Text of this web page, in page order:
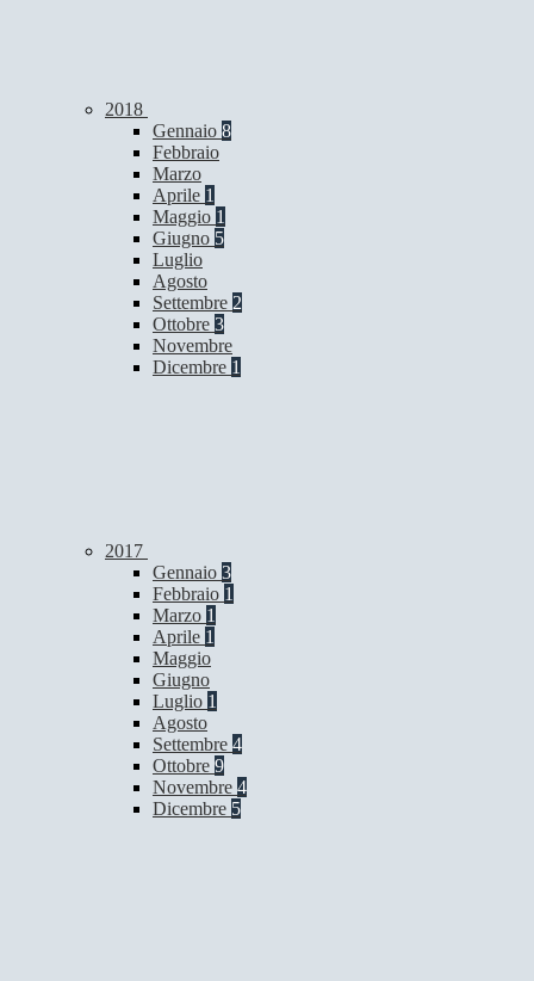
2018
Gennaio 8
Febbraio
Marzo
Aprile 1
Maggio 1
Giugno 5
Luglio
Agosto
Settembre 2
Ottobre 3
Novembre
Dicembre 1
2017
Gennaio 3
Febbraio 1
Marzo 1
Aprile 1
Maggio
Giugno
Luglio 1
Agosto
Settembre 4
Ottobre 9
Novembre 4
Dicembre 5